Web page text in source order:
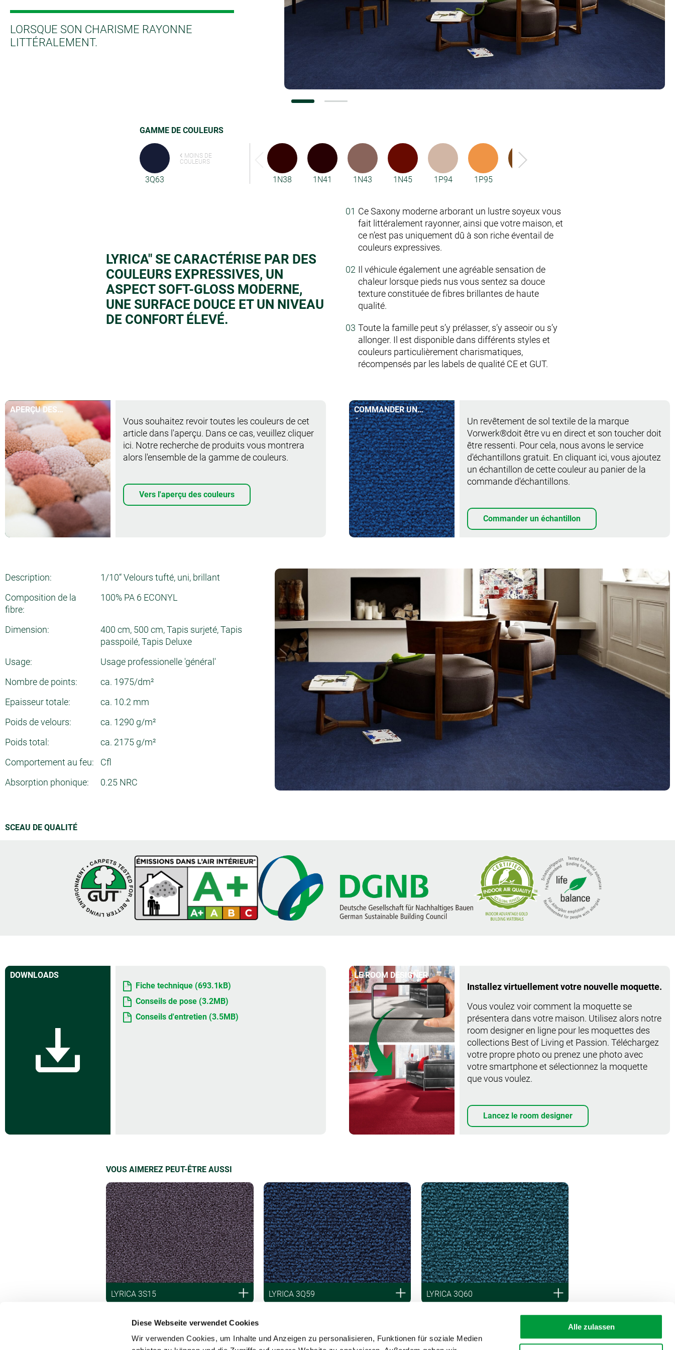
Diese Webseite verwendet Cookies
Wir verwenden Cookies, um Inhalte und Anzeigen zu personalisieren, Funktionen für soziale Medien
Alle zulassen
Configurateurs
LORSQUE SON CHARISME RAYONNE
LITTÉRALEMENT.
GAMME DE COULEURS
3Q63
MOINS DE
COULEURS
1N38 1N41 1N43 1N45 1P94 1P95
LYRICA" SE CARACTÉRISE PAR DES
COULEURS EXPRESSIVES, UN
ASPECT SOFT-GLOSS MODERNE,
UNE SURFACE DOUCE ET UN NIVEAU
DE CONFORT ÉLEVÉ.
Ce Saxony moderne arborant un lustre soyeux vous
fait littéralement rayonner, ainsi que votre maison, et
ce n’est pas uniquement dû à son riche éventail de
couleurs expressives.
Il véhicule également une agréable sensation de
chaleur lorsque pieds nus vous sentez sa douce
texture constituée de fibres brillantes de haute
qualité.
Toute la famille peut s’y prélasser, s’y asseoir ou s’y
allonger. Il est disponible dans différents styles et
couleurs particulièrement charismatiques,
récompensés par les labels de qualité CE et GUT.
APERÇU DES
COULEURS EN UN
COUP D'ŒIL
Vous souhaitez revoir toutes les couleurs de cet
article dans l'aperçu. Dans ce cas, veuillez cliquer
ici. Notre recherche de produits vous montrera
alors l'ensemble de la gamme de couleurs.
Vers l'aperçu des couleurs
COMMANDER UN
ÉCHANTILLON
Commander un
échantillon
Un revêtement de sol textile de la marque
Vorwerk®doit être vu en direct et son toucher doit
être ressenti. Pour cela, nous avons le service
d'échantillons gratuit. En cliquant ici, vous ajoutez
un échantillon de cette couleur au panier de la
commande d'échantillons.
Commander un échantillon
Description:
1/10“ Velours tufté, uni, brillant
Composition de la
fibre:
100% PA 6 ECONYL
Dimension:
400 cm, 500 cm, Tapis surjeté, Tapis
passpoilé, Tapis Deluxe
Usage:
Usage professionelle 'général'
Nombre de points:
ca. 1975/dm²
Epaisseur totale:
ca. 10.2 mm
Poids de velours:
ca. 1290 g/m²
Poids total:
ca. 2175 g/m²
Comportement au feu:
Cfl
Absorption phonique:
0.25 NRC
SCEAU DE QUALITÉ
DOWNLOADS
Fiche technique (693.1kB)
Conseils de pose (3.2MB)
Conseils d'entretien (3.5MB)
LE ROOM DESIGNER
Installez virtuellement votre nouvelle moquette.
Vous voulez voir comment la moquette se
présentera dans votre maison. Utilisez alors notre
room designer en ligne pour les moquettes des
collections Best of Living et Passion. Téléchargez
votre propre photo ou prenez une photo avec
votre smartphone et sélectionnez la moquette
que vous voulez.
Lancez le room designer
VOUS AIMEREZ PEUT-ÊTRE AUSSI
LYRICA 3S15 LYRICA 3Q59 LYRICA 3Q60